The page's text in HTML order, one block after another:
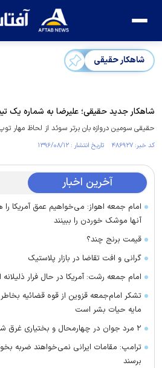
شاهکار حقیقی
شاهکار جدید حقیقی؛ علیرضا به شماره یک
حقیقی سومین دروازه بان برتر سوئد از لحاظ مهار
کد خبر: ۴۸۶۹۲۷ تاریخ انتشار : ۱۳۹۶/۰۸/۱۲
آخرین اخبار
امام جمعه اهواز: می‌خواهیم عمق آمریکا
آنها موشک خوردن را ببینند
قیمت برنج چند؟
گرانی و افت تقاضا در بازار پلاستیک
امام جمعه رشت: آمریکا در حال فرار
تشکر امام‌جمعه قزوین از قوه قضائیه
مایه حیات بشر است
۲ مرد جوان در چهارمحال و بختیاری غرق شدند
ترامپ: مقامات ایرانی نمی‌خواهند ضربه
برسند